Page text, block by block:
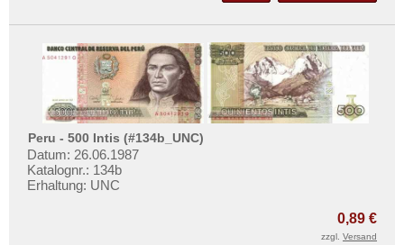
Peru - 500 Intis (#134b_UNC)
Datum: 26.06.1987
Katalognr.: 134b
Erhaltung: UNC
0,89 €
zzgl. Versand